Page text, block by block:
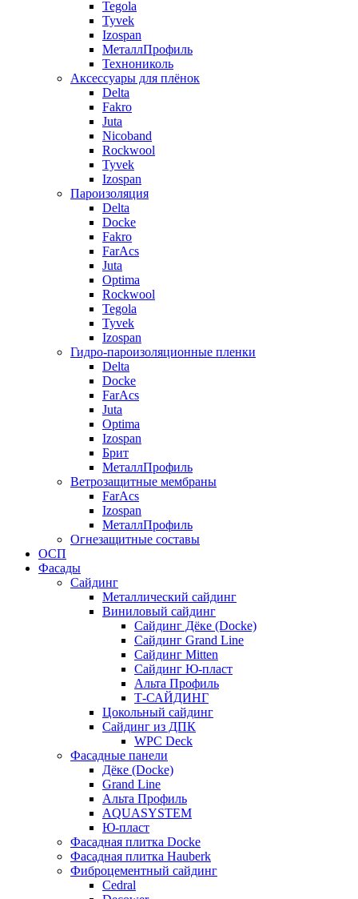
Tegola
Tyvek
Izospan
МеталлПрофиль
Технониколь
Аксессуары для плёнок
Delta
Fakro
Juta
Nicoband
Rockwool
Tyvek
Izospan
Пароизоляция
Delta
Docke
Fakro
FarAcs
Juta
Optima
Rockwool
Tegola
Tyvek
Izospan
Гидро-пароизоляционные пленки
Delta
Docke
FarAcs
Juta
Optima
Izospan
Брит
МеталлПрофиль
Ветрозащитные мембраны
FarAcs
Izospan
МеталлПрофиль
Огнезащитные составы
ОСП
Фасады
Сайдинг
Металлический сайдинг
Виниловый сайдинг
Сайдинг Дёке (Docke)
Сайдинг Grand Line
Сайдинг Mitten
Сайдинг Ю-пласт
Альта Профиль
Т-САЙДИНГ
Цокольный сайдинг
Сайдинг из ДПК
WPC Deck
Фасадные панели
Дёке (Docke)
Grand Line
Альта Профиль
AQUASYSTEM
Ю-пласт
Фасадная плитка Docke
Фасадная плитка Hauberk
Фиброцементный сайдинг
Cedral